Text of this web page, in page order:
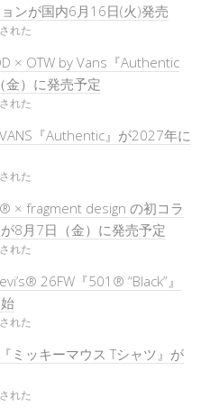
ンが国内6月16日(火)発売
れた
× OTW by Vans『Authentic
）に発売予定
れた
『Authentic』が2027年に
れた
× fragment design の初コラ
8月7日（金）に発売予定
れた
26FW『501®︎ “Black”』
れた
『ミッキーマウス Tシャツ』が
れた